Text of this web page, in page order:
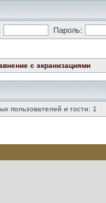
Пароль:
с экранизациями
пользователей и гости: 1